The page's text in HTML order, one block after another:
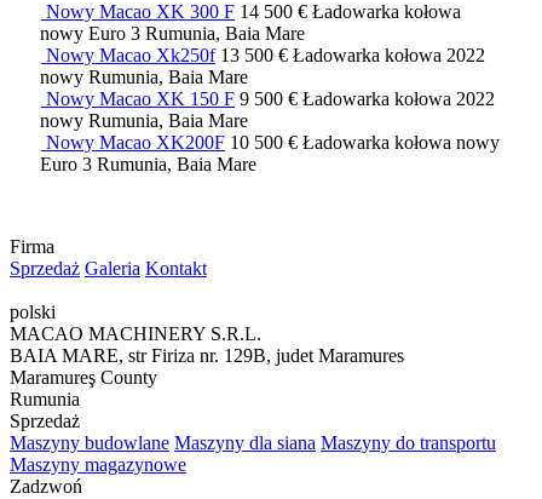
Nowy Macao XK 300 F 14 500 € Ładowarka kołowa
nowy Euro 3 Rumunia, Baia Mare
Nowy Macao Xk250f 13 500 € Ładowarka kołowa 2022
nowy Rumunia, Baia Mare
Nowy Macao XK 150 F 9 500 € Ładowarka kołowa 2022
nowy Rumunia, Baia Mare
Nowy Macao XK200F 10 500 € Ładowarka kołowa nowy
Euro 3 Rumunia, Baia Mare
Firma
Sprzedaż Galeria Kontakt
polski
MACAO MACHINERY S.R.L.
BAIA MARE, str Firiza nr. 129B, judet Maramures
Maramureş County
Rumunia
Sprzedaż
Maszyny budowlane Maszyny dla siana Maszyny do transportu
Maszyny magazynowe
Zadzwoń